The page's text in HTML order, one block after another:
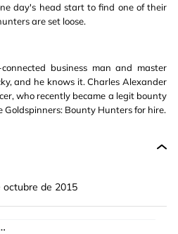
day's head start to find one of their
are set loose.
business man and master
and he knows it. Charles Alexander
who recently became a legit bounty
Goldspinners: Bounty Hunters for hire.
octubre de 2015